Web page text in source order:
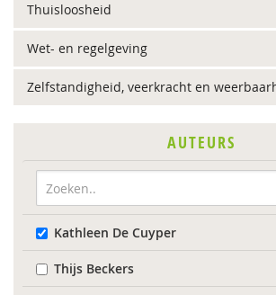
Thuisloosheid
Wet- en regelgeving
Zelfstandigheid, veerkracht en
AUTEURS
Kathleen De Cuyper
Thijs Beckers